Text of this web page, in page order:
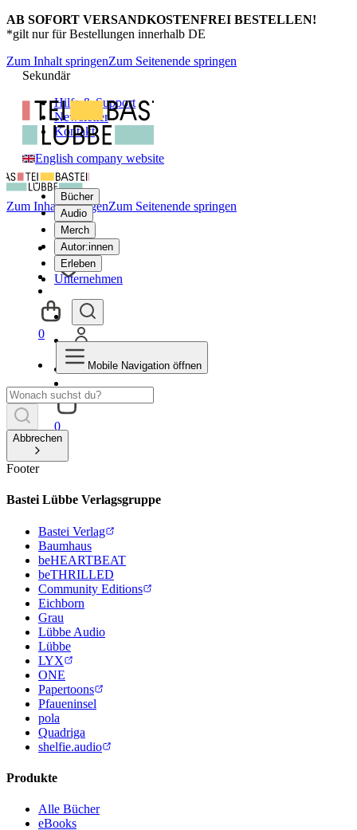
AB SOFORT VERSANDKOSTENFREI BESTELLEN!
*gilt nur für Bestellungen innerhalb DE
Zum Inhalt springenZum Seitenende springen
Sekundär
Hilfe & Support
Newsletter
Kontakt
English company website
Bücher
Audio
Merch
Autor:innen
Erleben
Unternehmen
0
Zum Inhalt springenZum Seitenende springen
0
Mobile Navigation öffnen
Abbrechen
Footer
Bastei Lübbe Verlagsgruppe
Bastei Verlag
Baumhaus
beHEARTBEAT
beTHRILLED
Community Editions
Eichborn
Grau
Lübbe Audio
Lübbe
LYX
ONE
Papertoons
Pfaueninsel
pola
Quadriga
shelfie.audio
Produkte
Alle Bücher
eBooks